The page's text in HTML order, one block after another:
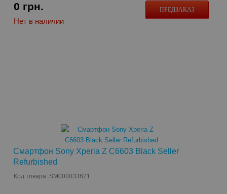
0 грн.
Нет в наличии
ПРЕДЗАКАЗ
Смартфон Sony Xperia Z C6603 Black Seller
Refurbished
Код товара: SM000033621